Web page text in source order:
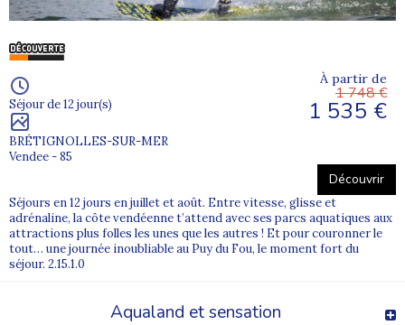
Séjour de 12 jour(s)
BRÉTIGNOLLES-SUR-MER
Vendee - 85
À partir de
1 748 €
1 535 €
Découvrir
Séjours en 12 jours en juillet et août. Entre vitesse, glisse et
adrénaline, la côte vendéenne t’attend avec ses parcs aquatiques aux
attractions plus folles les unes que les autres ! Et pour couronner le
tout… une journée inoubliable au Puy du Fou, le moment fort du
séjour. 2.15.1.0
Aqualand et sensation